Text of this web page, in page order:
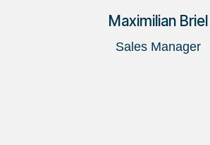
Maximilian Briel
Sales Manager